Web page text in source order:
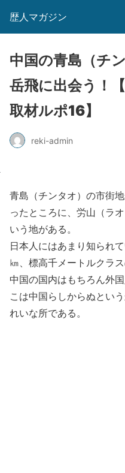
歴人マガジン
中国の青島（チ
岳飛に出会う！
取材ルポ16】
reki-admin
青島（チンタオ）の市街
ったところに、労山（ラ
いう地がある。
日本人にはあまり知られ
㎞、標高千メートルクラ
中国の国内はもちろん外
こは中国らしからぬとい
れいな所である。